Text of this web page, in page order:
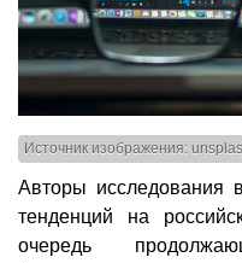
Источник изображения:
Авторы исследования
тенденций на
очередь